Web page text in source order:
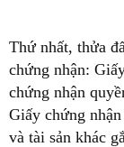
Thứ nhất, thửa
chứng nhận:
chứng nhận
Giấy chứng
và tài sản khác